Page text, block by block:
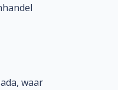
waar